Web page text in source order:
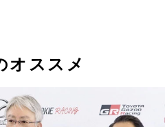
オススメ